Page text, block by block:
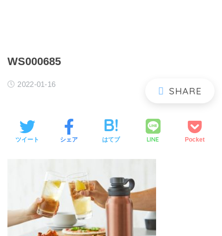
WS000685
2022-01-16
ツイート シェア はてブ LINE Pocket